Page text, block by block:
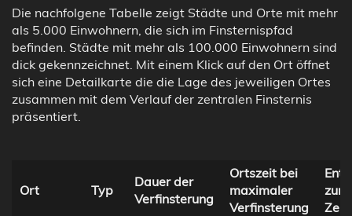
Die nachfolgene Tabelle zeigt Städte und Orte mit mehr
als 5.000 Einwohnern, die sich im Finsternispfad
befinden. Städte mit mehr als 100.000 Einwohnern sind
dick gekennzeichnet. Mit einem Klick auf den Ort öffnet
sich eine Detailkarte die die Lage des jeweiligen Ortes
zusammen mit dem Verlauf der zentralen Finsternis
präsentiert.
Ort Typ
Dauer der
Verfinsterung
Ortszeit bei
maximaler
Verfinsterung
zur